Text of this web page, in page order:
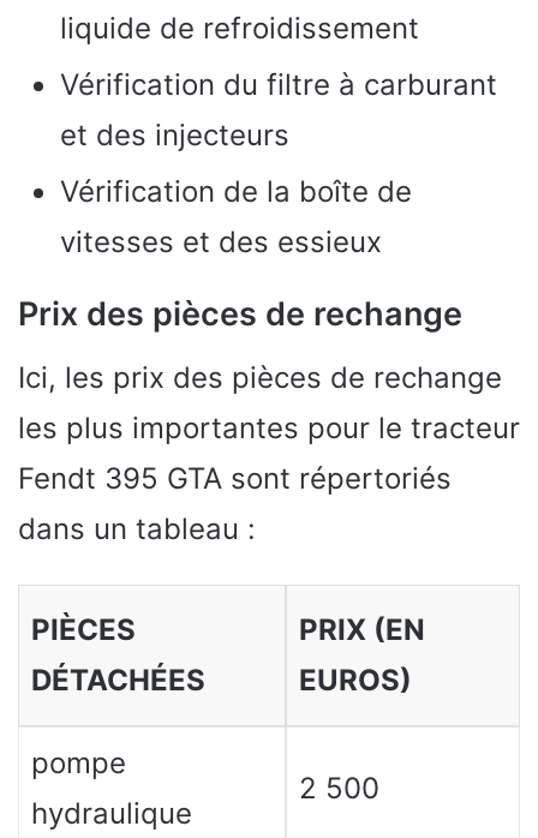
liquide de refroidissement
Vérification du filtre à carburant
et des injecteurs
Vérification de la boîte de
vitesses et des essieux
Prix des pièces de rechange
Ici, les prix des pièces de rechange
les plus importantes pour le tracteur
Fendt 395 GTA sont répertoriés
dans un tableau :
PIÈCES
DÉTACHÉES
PRIX (EN
EUROS)
pompe
hydraulique
2 500